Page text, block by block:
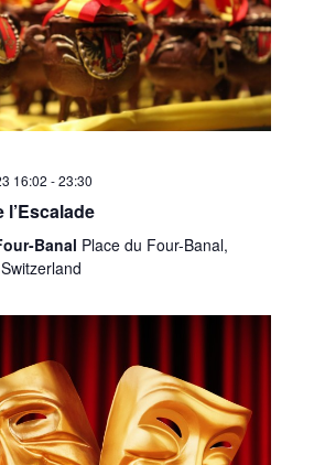
16:02 -23:30
l’Escalade
Banal Place du Four-Banal,